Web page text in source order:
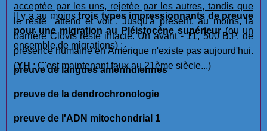
acceptée par les uns, rejetée par les autres, tandis que
le reste "attend et voit". Jusqu'à présent, au moins, la
barrière Clovis reste intacte. Un avant - 11, 500 B.P. de
présence humaine en Amérique n'existe pas aujourd'hui.
(YH: C'est maintenant faux au 21ème siècle...)
Il y a au moins trois types impressionnants de preuve
pour une migration au Pléistocène supérieur(ou un
ensemble de migrations) :
preuve de langues amérindiennes
preuve de la dendrochronologie
preuve de l'ADN mitochondrial 1